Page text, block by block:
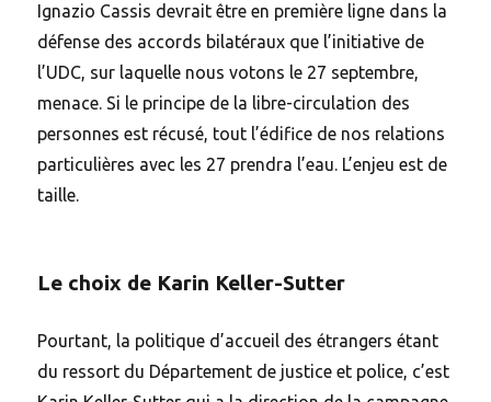
Ignazio Cassis devrait être en première ligne dans la
défense des accords bilatéraux que l’initiative de
l’UDC, sur laquelle nous votons le 27 septembre,
menace. Si le principe de la libre-circulation des
personnes est récusé, tout l’édifice de nos relations
particulières avec les 27 prendra l’eau. L’enjeu est de
taille.
Le choix de Karin Keller-Sutter
Pourtant, la politique d’accueil des étrangers étant
du ressort du Département de justice et police, c’est